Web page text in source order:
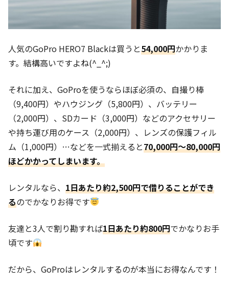
人気のGoPro HERO7 Blackは買うと54,000円かかりま
す。結構高いですよね(^_^;)
それに加え、GoProを使うならほぼ必須の、自撮り棒
（9,400円）やハウジング（5,800円）、バッテリー
（2,000円）、SDカード（3,000円）などのアクセサリー
や持ち運び用のケース（2,000円）、レンズの保護フィル
ム（1,000円）…などを一式揃えると70,000円〜80,000円
ほどかかってしまいます。
レンタルなら、 1日あたり約2,500円で借りることができ
るのでかなりお得です
友達と3人で割り勘すれば1日あたり約800円でかなりお手
頃です
だから、GoProはレンタルするのが本当にお得なんです！